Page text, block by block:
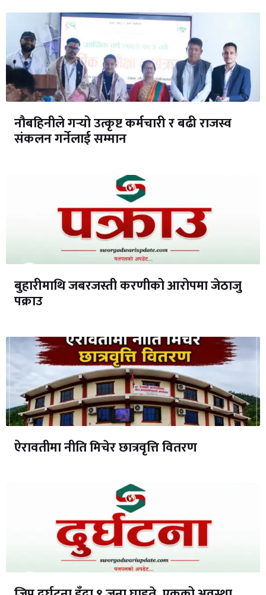
नौबहिनीले गर्‍यो उत्कृष्ट कर्मचारी र बढी राजस्व
संकलन गर्नेलाई सम्मान
बुहारीमाथि जबरजस्ती करणीको आरोपमा जेठाजु
पक्राउ
ऐरावतीमा नीति मिचेर छात्रवृत्ति वितरण